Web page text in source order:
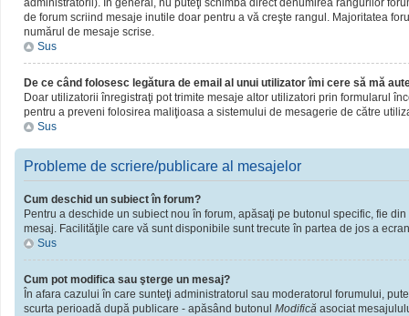
administratorii). În general, nu puteţi schimba direct denumirea rangurilor
de forum scriind mesaje inutile doar pentru a vă creşte rangul. Majoritatea
numărul de mesaje scrise.
Sus
De ce când folosesc legătura de email al unui utilizator îmi cere să mă
Doar utilizatorii înregistraţi pot trimite mesaje altor utilizatori prin formularul
pentru a preveni folosirea maliţioasa a sistemului de mesagerie de către
Sus
Probleme de scriere/publicare al mesajelor
Cum deschid un subiect în forum?
Pentru a deschide un subiect nou în forum, apăsaţi pe butonul specific, fie
mesaj. Facilităţile care vă sunt disponibile sunt trecute în partea de jos a
Sus
Cum pot modifica sau şterge un mesaj?
În afara cazului în care sunteţi administratorul sau moderatorul forumului,
scurta perioadă după publicare - apăsând butonul Modifică asociat